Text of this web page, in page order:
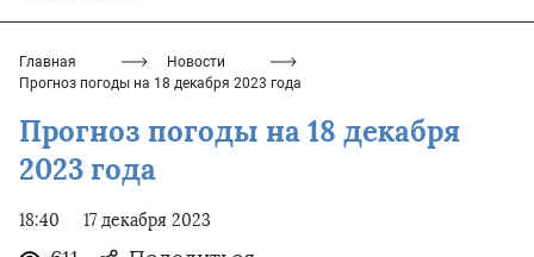
Главная
Новости
Прогноз погоды на 18 декабря 2023 года
Прогноз погоды на 18 декабря
2023 года
18:40 17 декабря 2023